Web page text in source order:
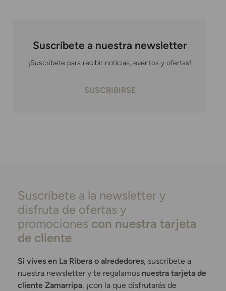
Suscríbete a nuestra newsletter
¡Suscríbete para recibir noticias, eventos y ofertas!
SUSCRIBIRSE
Suscríbete a la newsletter y
disfruta de ofertas y
promociones con nuestra tarjeta
de cliente
Si vives en La Ribera o alrededores, suscríbete a
nuestra newsletter y te regalamos nuestra tarjeta de
cliente Zamarripa, ¡con la que disfrutarás de